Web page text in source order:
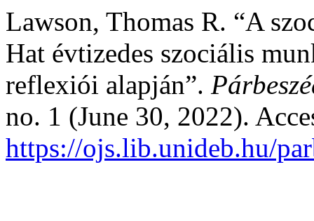
Lawson, Thomas R. “A
Hat évtizedes szociális
reflexiói alapján”.
no. 1 (June 30, 2022).
https://ojs.lib.unideb.hu/